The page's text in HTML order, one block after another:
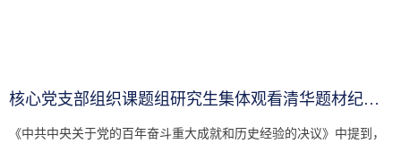
核心党支部组织课题组研究生集体观看清华题材纪录电影《大学》
《中共中央关于党的百年奋斗重大成就和历史经验的决议》中提到，